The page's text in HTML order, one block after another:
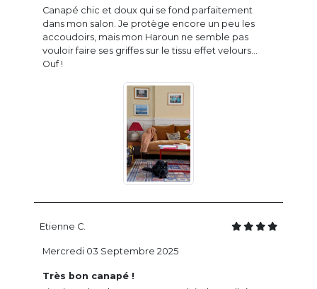
Canapé chic et doux qui se fond parfaitement
dans mon salon. Je protège encore un peu les
accoudoirs, mais mon Haroun ne semble pas
vouloir faire ses griffes sur le tissu effet velours...
Ouf !
Etienne C.
Très bon canapé !
Mercredi 03 Septembre 2025